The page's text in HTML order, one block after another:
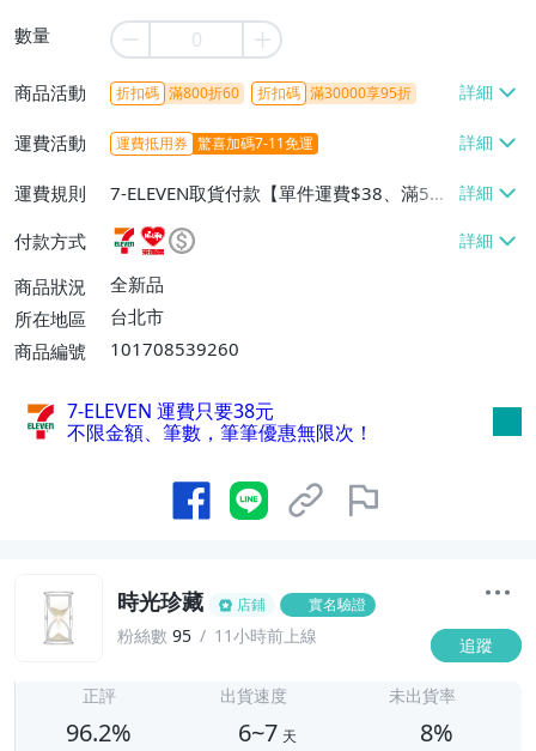
數量
商品活動 折扣碼 滿800折60 折扣碼 滿30000享95折
運費活動 運費抵用券 驚喜加碼7-11免運
運費規則
7-ELEVEN取貨付款【單件運費$38、滿5件
或消費滿$1298免運費】、7-ELEVEN取貨
不付款【免運費】、萊爾富取貨付款【單件
運費$60、滿5件或消費滿$1298免運
費】、宅配/貨運【單件運費$120、滿5件
付款方式
商品狀況
全新品
所在地區
台北市
商品編號
101708539260
7-ELEVEN 運費只要38元
不限金額、筆數，筆筆優惠無限次！
時光珍藏 店鋪 實名驗證
粉絲數 95 11小時前上線 追蹤
正評
96.2%
出貨速度
6~7 天
未出貨率
8%